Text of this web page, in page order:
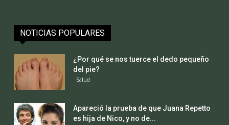
NOTICIAS POPULARES
¿Por qué se nos tuerce el dedo pequeño
del pie?
Salud
Apareció la prueba de que Juana Repetto
es hija de Nico, y no de...